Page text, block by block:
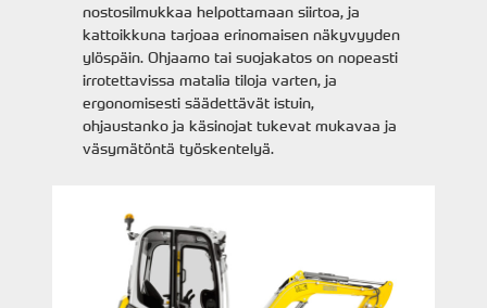
nostosilmukkaa helpottamaan siirtoa, ja
kattoikkuna tarjoaa erinomaisen näkyvyyden
ylöspäin. Ohjaamo tai suojakatos on nopeasti
irrotettavissa matalia tiloja varten, ja
ergonomisesti säädettävät istuin,
ohjaustanko ja käsinojat tukevat mukavaa ja
väsymätöntä työskentelyä.